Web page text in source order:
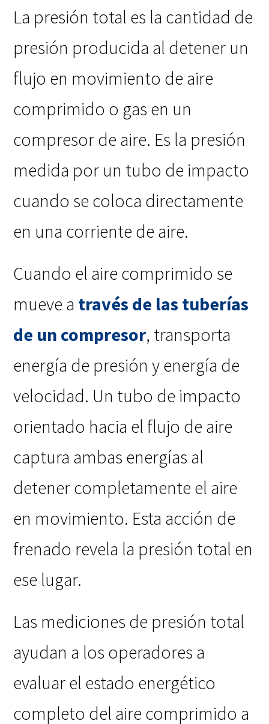
La presión total es la cantidad de
presión producida al detener un
flujo en movimiento de aire
comprimido o gas en un
compresor de aire. Es la presión
medida por un tubo de impacto
cuando se coloca directamente
en una corriente de aire.
Cuando el aire comprimido se
mueve a través de las tuberías
de un compresor, transporta
energía de presión y energía de
velocidad. Un tubo de impacto
orientado hacia el flujo de aire
captura ambas energías al
detener completamente el aire
en movimiento. Esta acción de
frenado revela la presión total en
ese lugar.
Las mediciones de presión total
ayudan a los operadores a
evaluar el estado energético
completo del aire comprimido a